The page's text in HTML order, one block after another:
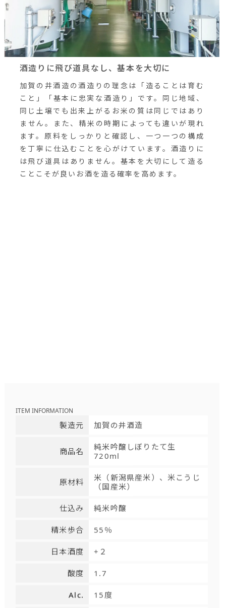
酒造りに飛び道具なし、基本を大切に
加賀の井酒造の酒造りの理念は「造ることは育む
こと」「基本に忠実な酒造り」です。同じ地域、
同じ土壌でも出来上がるお米の質は同じではあり
ません。また、精米の時期によっても違いが現れ
ます。原料をしっかりと確認し、一つ一つの構成
を丁寧に仕込むことを心がけています。酒造りに
は飛び道具はありません。基本を大切にして造る
ことこそが良いお酒を造る確率を高めます。
ITEM INFORMATION
製造元 加賀の井酒造
商品名
純米吟醸しぼりたて生
720ml
原材料
米（新潟県産米）、米こうじ
（国産米）
仕込み 純米吟醸
精米歩合 55％
日本酒度 +２
酸度 1.7
Alc. 15度